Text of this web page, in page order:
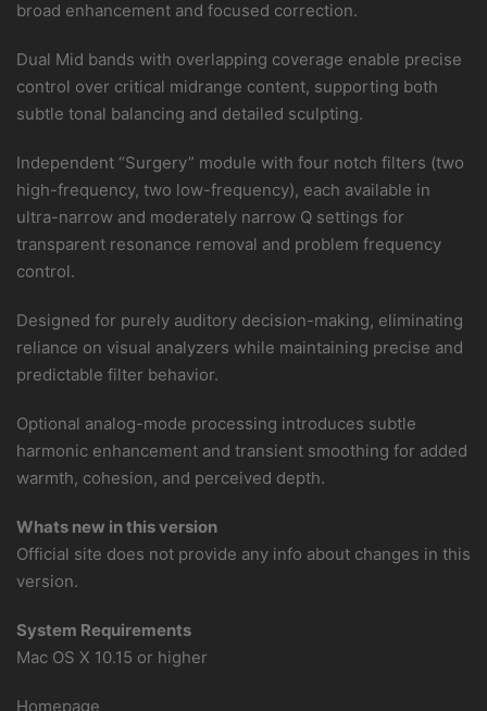
broad enhancement and focused correction.
Dual Mid bands with overlapping coverage enable precise
control over critical midrange content, supporting both
subtle tonal balancing and detailed sculpting.
Independent “Surgery” module with four notch filters (two
high-frequency, two low-frequency), each available in
ultra-narrow and moderately narrow Q settings for
transparent resonance removal and problem frequency
control.
Designed for purely auditory decision-making, eliminating
reliance on visual analyzers while maintaining precise and
predictable filter behavior.
Optional analog-mode processing introduces subtle
harmonic enhancement and transient smoothing for added
warmth, cohesion, and perceived depth.
Whats new in this version
Official site does not provide any info about changes in this
version.
System Requirements
Mac OS X 10.15 or higher
Homepage